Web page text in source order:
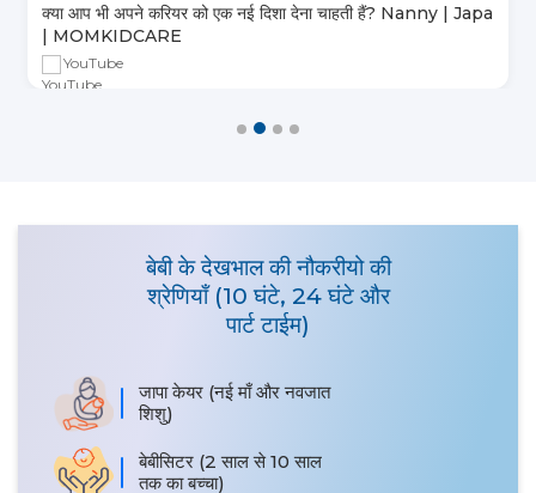
क्या आप भी अपने करियर को एक नई दिशा देना चाहती हैं? Nanny | Japa
| MOMKIDCARE
YouTube
बेबी के देखभाल की नौकरीयो की
श्रेणियाँ (10 घंटे, 24 घंटे और
पार्ट टाईम)
जापा केयर (नई माँ और नवजात
शिशु)
बेबीसिटर (2 साल से 10 साल
तक का बच्चा)